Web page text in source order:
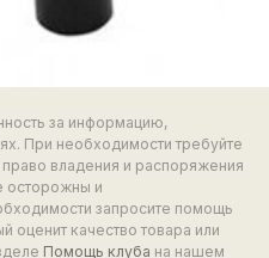
за информацию,
При необходимости требуйте
владения и распоряжения
осторожны и
запросите помощь
оценит качество товара или
Помощь клуба на нашем